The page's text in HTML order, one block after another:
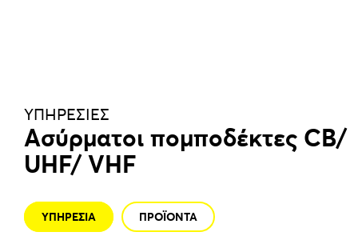
ΥΠΗΡΕΣΙΕΣ
Ασύρματοι πομποδέκτες CB/
UHF/ VHF
ΥΠΗΡΕΣΙΑ ΠΡΟΪΟΝΤΑ